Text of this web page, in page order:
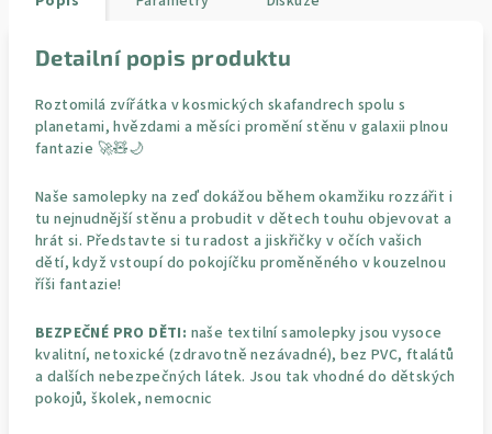
Detailní popis produktu
Roztomilá zvířátka v kosmických skafandrech spolu s
planetami, hvězdami a měsíci promění stěnu v galaxii plnou
fantazie 🚀🧸🌙
Naše samolepky na zeď dokážou během okamžiku rozzářit i
tu nejnudnější stěnu a probudit v dětech touhu objevovat a
hrát si. Představte si tu radost a jiskřičky v očích vašich
dětí, když vstoupí do pokojíčku proměněného v kouzelnou
říši fantazie!
BEZPEČNÉ PRO DĚTI: naše textilní samolepky jsou vysoce
kvalitní, netoxické (zdravotně nezávadné), bez PVC, ftalátů
a dalších nebezpečných látek. Jsou tak vhodné do dětských
pokojů, školek, nemocnic